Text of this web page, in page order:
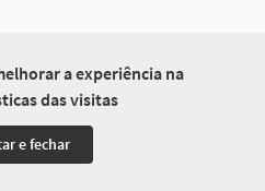
a experiência na
das visitas
e fechar